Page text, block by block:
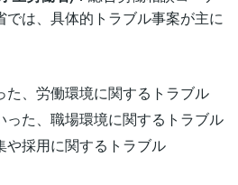
では、具体的トラブル事案が主に
た、労働環境に関するトラブル
った、職場環境に関するトラブル
や採用に関するトラブル